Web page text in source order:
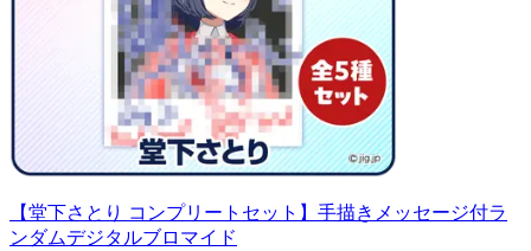
【堂下さとり コンプリートセット】手描きメッセージ付ラ
ンダムデジタルブロマイド